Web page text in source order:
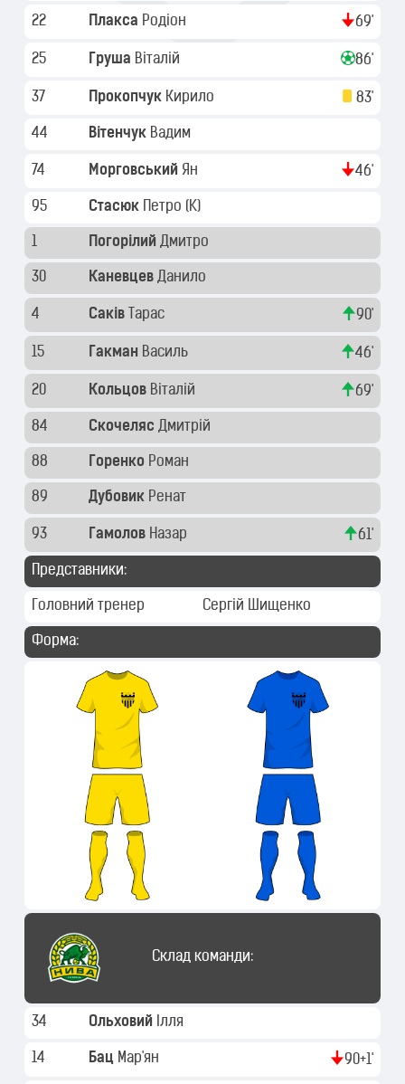
22 Плакса Родіон 69'
25 Груша Віталій 86'
37 Прокопчук Кирило 83'
44 Вітенчук Вадим
74 Морговський Ян 46'
95 Стасюк Петро (K)
1 Погорілий Дмитро
30 Каневцев Данило
4 Саків Тарас 90'
15 Гакман Василь 46'
20 Кольцов Віталій 69'
84 Скочеляс Дмитрій
88 Горенко Роман
89 Дубовик Ренат
93 Гамолов Назар 61'
Представники:
Головний тренер Сергій Шищенко
Форма:
Склад команди:
34 Ольховий Ілля
14 Бац Мар'ян 90+1'